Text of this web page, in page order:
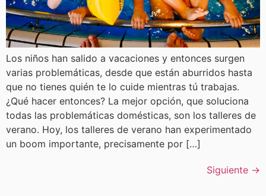
Los niños han salido a vacaciones y entonces surgen
varias problemáticas, desde que están aburridos hasta
que no tienes quién te lo cuide mientras tú trabajas.
¿Qué hacer entonces? La mejor opción, que soluciona
todas las problemáticas domésticas, son los talleres de
verano. Hoy, los talleres de verano han experimentado
un boom importante, precisamente por […]
Siguiente →